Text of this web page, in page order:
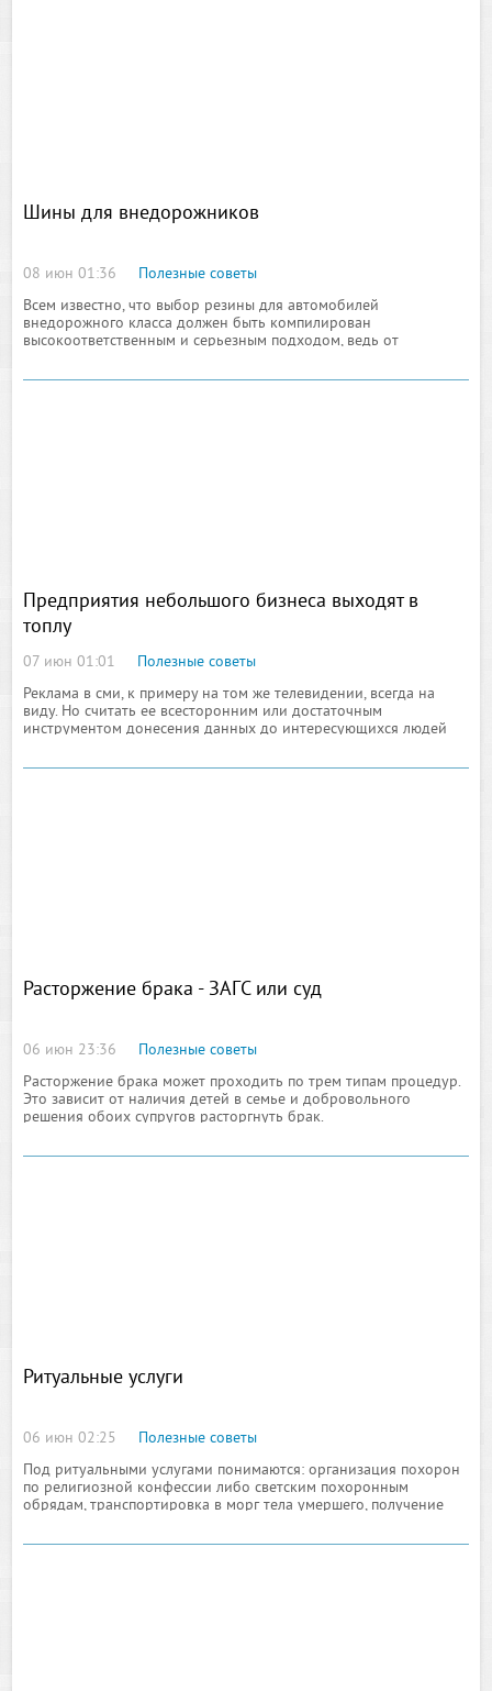
Шины для внедорожников
08 июн 01:36
Полезные советы
Всем известно, что выбор резины для автомобилей
внедорожного класса должен быть компилирован
высокоответственным и серьезным подходом, ведь от
стабильности транспорта на трассе до сопротивления шины
Предприятия небольшого бизнеса выходят в
топлу
07 июн 01:01
Полезные советы
Реклама в сми, к примеру на том же телевидении, всегда на
виду. Но считать ее всесторонним или достаточным
инструментом донесения данных до интересующихся людей
первых, это довольно немалая стоимость
Расторжение брака - ЗАГС или суд
06 июн 23:36
Полезные советы
Расторжение брака может проходить по трем типам процедур.
Это зависит от наличия детей в семье и добровольного
решения обоих супругов расторгнуть брак.
несовершеннолетних детей и кто разводится по обоюдному
Ритуальные услуги
06 июн 02:25
Полезные советы
Под ритуальными услугами понимаются: организация похорон
по религиозной конфессии либо светским похоронным
обрядам, транспортировка в морг тела умершего, получение
тела непосредственно